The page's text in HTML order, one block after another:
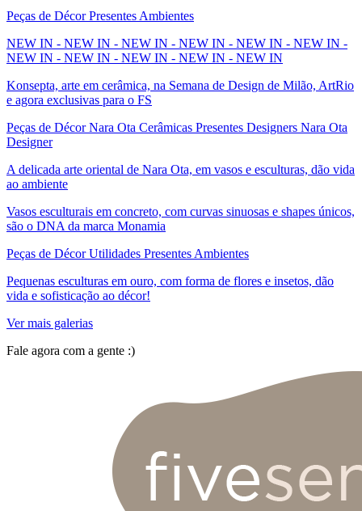
Peças de Décor Presentes Ambientes
NEW IN - NEW IN - NEW IN - NEW IN - NEW IN - NEW IN -
NEW IN - NEW IN - NEW IN - NEW IN - NEW IN
Konsepta, arte em cerâmica, na Semana de Design de Milão, ArtRio
e agora exclusivas para o FS
Peças de Décor Nara Ota Cerâmicas Presentes Designers Nara Ota
Designer
A delicada arte oriental de Nara Ota, em vasos e esculturas, dão vida
ao ambiente
Vasos esculturais em concreto, com curvas sinuosas e shapes únicos,
são o DNA da marca Monamia
Peças de Décor Utilidades Presentes Ambientes
Pequenas esculturas em ouro, com forma de flores e insetos, dão
vida e sofisticação ao décor!
Ver mais galerias
Fale agora com a gente :)